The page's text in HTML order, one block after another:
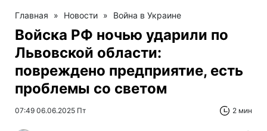
Главная » Новости » Война в Украине
Войска РФ ночью ударили по
Львовской области:
повреждено предприятие, есть
проблемы со светом
07:49 06.06.2025 Пт 2 мин